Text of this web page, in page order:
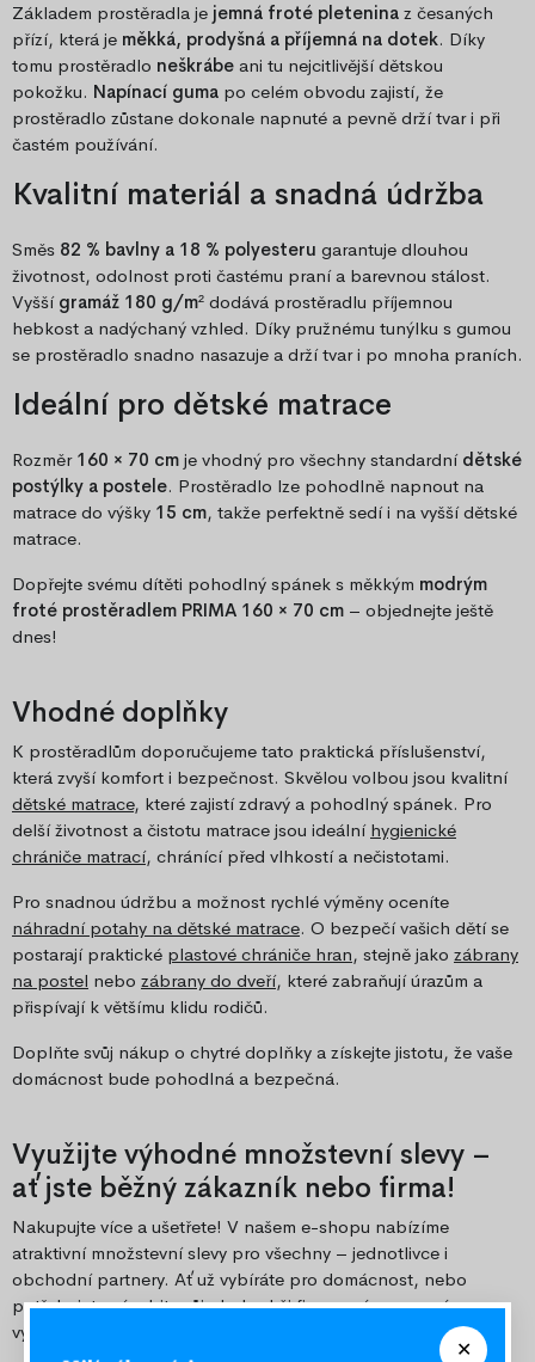
Základem prostěradla je jemná froté pletenina z česaných
přízí, která je měkká, prodyšná a příjemná na dotek. Díky
tomu prostěradlo neškrábe ani tu nejcitlivější dětskou
pokožku. Napínací guma po celém obvodu zajistí, že
prostěradlo zůstane dokonale napnuté a pevně drží tvar i při
častém používání.
Kvalitní materiál a snadná údržba
Směs 82 % bavlny a 18 % polyesteru garantuje dlouhou
životnost, odolnost proti častému praní a barevnou stálost.
Vyšší gramáž 180 g/m² dodává prostěradlu příjemnou
hebkost a nadýchaný vzhled. Díky pružnému tunýlku s gumou
se prostěradlo snadno nasazuje a drží tvar i po mnoha praních.
Ideální pro dětské matrace
Rozměr 160 × 70 cm je vhodný pro všechny standardní dětské
postýlky a postele. Prostěradlo lze pohodlně napnout na
matrace do výšky 15 cm, takže perfektně sedí i na vyšší dětské
matrace.
Dopřejte svému dítěti pohodlný spánek s měkkým modrým
froté prostěradlem PRIMA 160 × 70 cm – objednejte ještě
dnes!
Vhodné doplňky
K prostěradlům doporučujeme tato praktická příslušenství,
která zvyší komfort i bezpečnost. Skvělou volbou jsou kvalitní
dětské matrace, které zajistí zdravý a pohodlný spánek. Pro
delší životnost a čistotu matrace jsou ideální hygienické
chrániče matrací, chránící před vlhkostí a nečistotami.
Pro snadnou údržbu a možnost rychlé výměny oceníte
náhradní potahy na dětské matrace. O bezpečí vašich dětí se
postarají praktické plastové chrániče hran, stejně jako zábrany
na postel nebo zábrany do dveří, které zabraňují úrazům a
přispívají k většímu klidu rodičů.
Doplňte svůj nákup o chytré doplňky a získejte jistotu, že vaše
domácnost bude pohodlná a bezpečná.
Využijte výhodné množstevní slevy –
ať jste běžný zákazník nebo firma!
Nakupujte více a ušetřete! V našem e-shopu nabízíme
atraktivní množstevní slevy pro všechny – jednotlivce i
obchodní partnery. Ať už vybíráte pro domácnost, nebo
potřebujete zásobit svůj obchod či firmu, máme pro vás
výhodné ceny při větších odběrech.